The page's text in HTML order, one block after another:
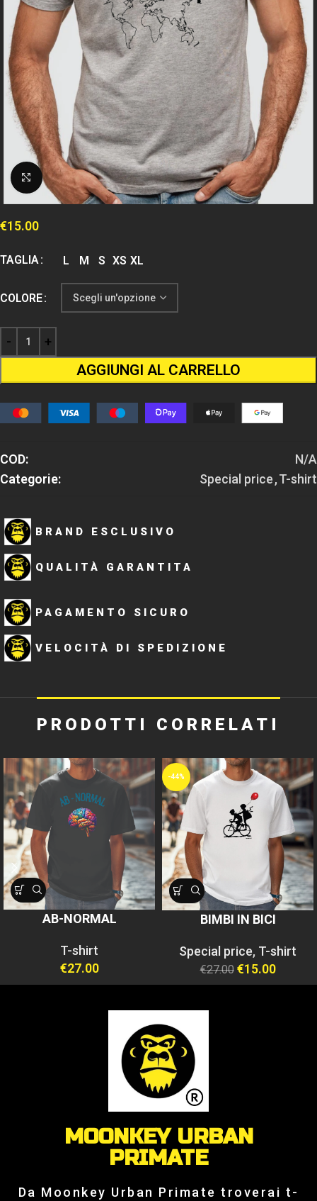
Clicca per espandere
€15.00
TAGLIA L M S XS XL
COLORE
AGGIUNGI AL CARRELLO
COD:
N/A
Categorie:
Special price,T-shirt
BRAND ESCLUSIVO
QUALITÀ GARANTITA
PAGAMENTO SICURO
VELOCITÀ DI SPEDIZIONE
PRODOTTI CORRELATI
AB-NORMAL
T-shirt
€27.00
-44%
BIMBI IN BICI
Special price, T-shirt
€27.00 €15.00
MOONKEY URBAN
PRIMATE
Da Moonkey Urban Primate troverai t-